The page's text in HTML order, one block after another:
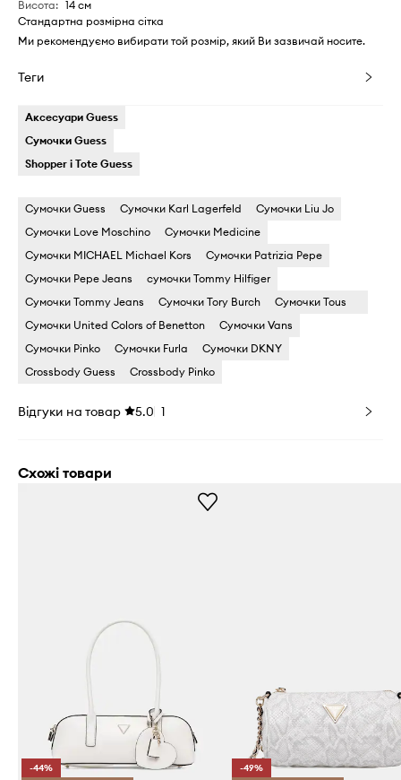
Висота: 14 см
Стандартна розмірна сітка
Ми рекомендуємо вибирати той розмір, який Ви зазвичай носите.
Теги
Аксесуари Guess
Сумочки Guess
Shopper і Tote Guess
Сумочки Guess Сумочки Karl Lagerfeld
Сумочки Liu Jo
Сумочки Love Moschino
Сумочки Medicine
Сумочки MICHAEL Michael Kors
Сумочки Patrizia Pepe
Сумочки Pepe Jeans
сумочки Tommy Hilfiger
Сумочки Tommy Jeans
Сумочки Tory Burch
Сумочки Tous
Сумочки United Colors of Benetton
Сумочки Vans
Сумочки Pinko
Сумочки Furla
Сумочки DKNY
Crossbody Guess
Crossbody Pinko
Відгуки на товар 5.0 1
Схожі товари
-44%
-49%